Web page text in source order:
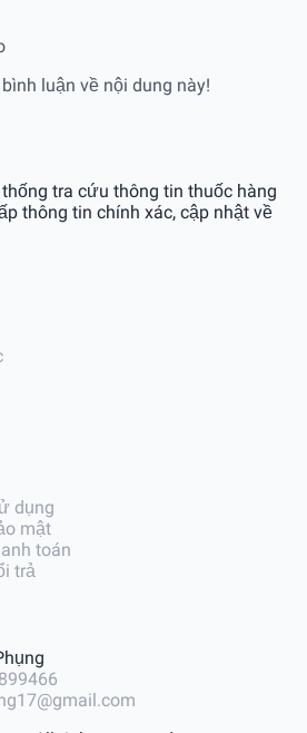
luận về nội dung này!
tra cứu thông tin thuốc hàng
thông tin chính xác, cập nhật về
dụng
mật
toán
trả